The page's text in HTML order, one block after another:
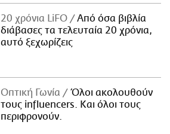
20 χρόνια LiFO
Από όσα βιβλία
διάβασες τα τελευταία 20 χρόνια,
αυτό ξεχωρίζεις
Οπτική Γωνία
Όλοι ακολουθούν
τους influencers. Και όλοι τους
περιφρονούν.